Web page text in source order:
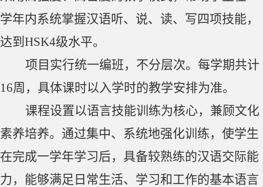
学年内系统掌握汉语听、说、读、写四项技能，
达到 HSK4级水平。
项目实行统一编班，不分层次。每学期共计
16周，具体课时以入学时的教学安排为准。
课程设置以语言技能训练为核心，兼顾文化
素养培养。通过集中、系统地强化训练，使学生
在完成一学年学习后，具备较熟练的汉语交际能
力，能够满足日常生活、学习和工作的基本语言